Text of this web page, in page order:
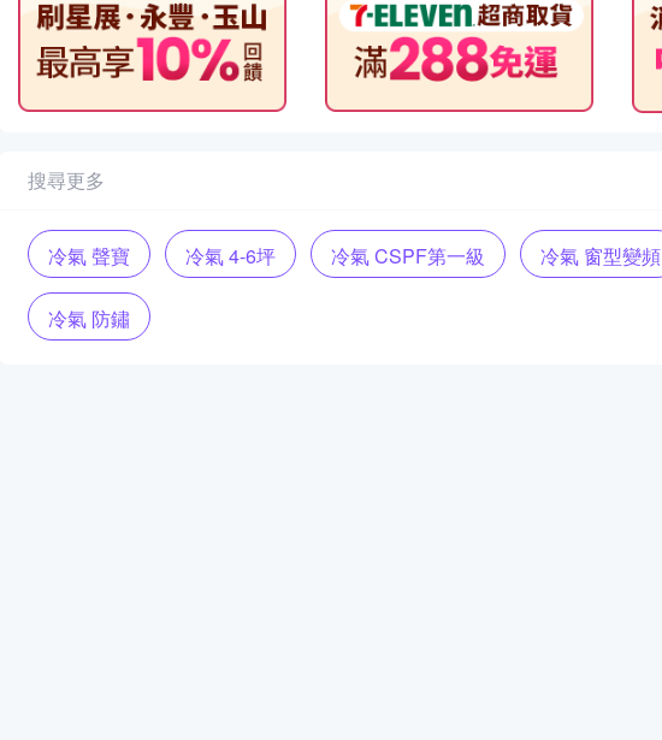
搜尋更多
冷氣 聲寶 冷氣 4-6坪 冷氣 CSPF第一級 冷氣 窗型變頻
冷氣 防鏽